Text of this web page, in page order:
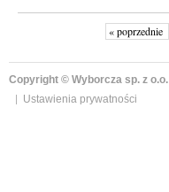
« poprzednie
Copyright © Wyborcza sp. z o.o.
Ustawienia prywatności